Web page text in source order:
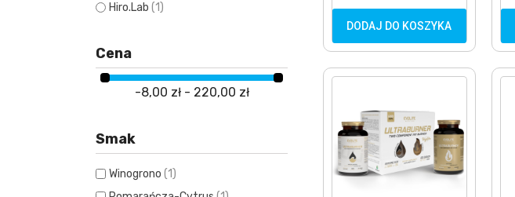
Hiro.Lab (1)
Inni(1)
JNX Sports(1)
Kevin Levrone
NOW Foods
Nutrex
Olimp
(3)
Cena
-8,00 zł - 220,00 zł
Smak
Winogrono (1)
DODAJ DO KOSZYKA